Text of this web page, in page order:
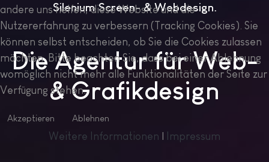
Silenium Screen- & Webdesign
Die Agentur für Web-
& Grafikdesign
andere uns helfen, diese Website und die
Nutzererfahrung zu verbessern (Tracking Cookies). Sie
können selbst entscheiden, ob Sie die Cookies zulassen
möchten. Bitte beachten Sie, dass bei einer Ablehnung
womöglich nicht mehr alle Funktionalitäten der Seite zur
Verfügung stehen.
Akzeptieren Ablehnen
Weitere Informationen Impressum